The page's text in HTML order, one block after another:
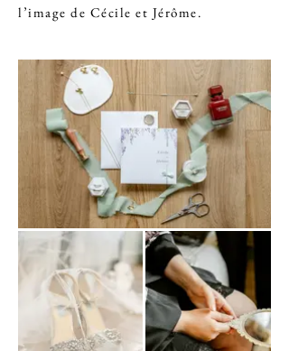
l’image de Cécile et Jérôme.